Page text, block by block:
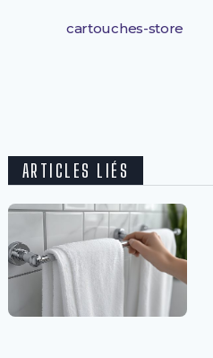
cartouches-store
ARTICLES LIÉS